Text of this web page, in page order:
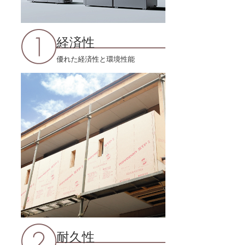
経済性
優れた経済性と環境性能
耐久性